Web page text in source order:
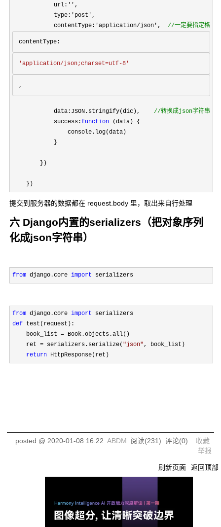
            url:
'' ,
            type:
'post' ,
            contentType:
'application/json', //一定要指定格式
contentType:
'application/json;charset=utf-8'
,
            data:JSON.stringify(dic),
//转换成json字符串格
            success:
function (data) {
                console.log(data)
            }
        })
    })
提交到服务器的数据都在 request.body 里，取出来自行处理
六 Django内置的serializers（把对象序列
化成json字符串）
from django.core import serializers
from django.core import
def test(request):
    book_list
= Book.objects.all()
    ret
= serializers.serialize( "json", book_list)
return HttpResponse(ret)
posted @ 2020-01-08 16:22 ABDM 阅读(231) 评论(0) 收藏
举报
刷新页面 返回顶部